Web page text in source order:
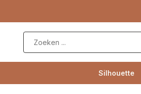
Silhouette